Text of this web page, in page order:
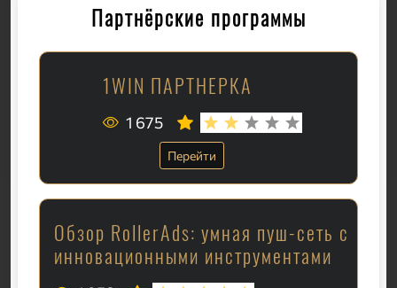
Партнёрские программы
1WIN ПАРТНЕРКА
1 675
Перейти
Обзор RollerAds: умная пуш-сеть с
инновационными инструментами